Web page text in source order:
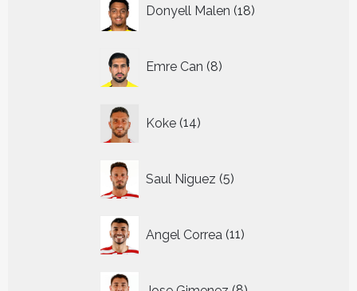
Donyell Malen 18
producten
Emre Can 8
producten
Koke 14
producten
Saul Niguez 5
producten
Angel Correa 11
producten